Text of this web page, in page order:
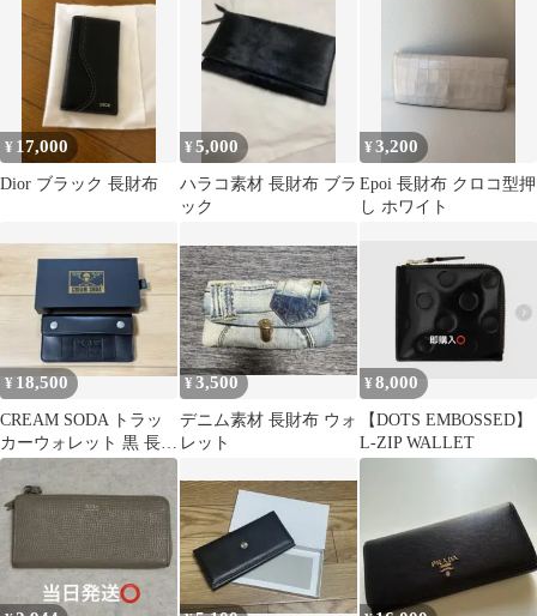
¥ 17,000
Dior ブラック 長財布
¥5,000
ハラコ素材 長財布 ブラ
ック
¥3,200
Epoi 長財布 クロコ型押
し ホワイト
¥ 18,500
CREAM SODA トラッ
カーウォレット 黒 長財
布 栃木レザー
¥3,500
デニム素材 長財布 ウォ
レット
¥8,000
【DOTS EMBOSSED】
L-ZIP WALLET